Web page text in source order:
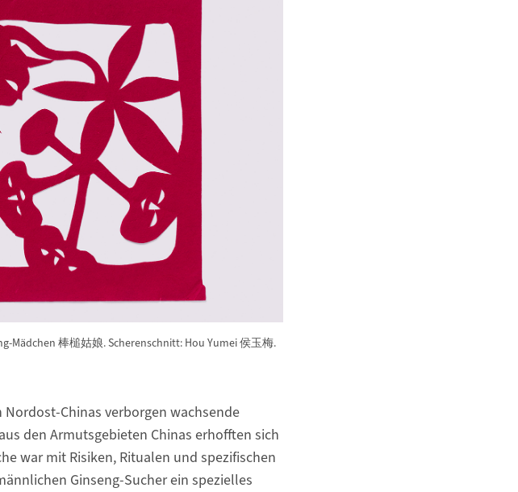
Mädchen 棒槌姑娘. Scherenschnitt: Hou Yumei 侯玉梅.
Chinas verborgen wachsende
den Armutsgebieten Chinas erhofften sich
war mit Risiken, Ritualen und spezifischen
Ginseng-Sucher ein spezielles